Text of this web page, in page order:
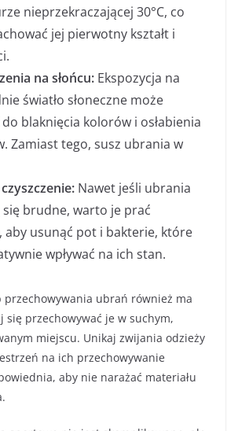
nieprzekraczającej 30°C, co
jej pierwotny kształt i
na słońcu: Ekspozycja na
światło słoneczne może
blaknięcia kolorów i osłabienia
Zamiast tego, susz ubrania w
Nawet jeśli ubrania
się brudne, warto je prać
aby usunąć pot i bakterie, które
wpływać na ich stan.
przechowywania ubrań również ma
się przechowywać je w suchym,
miejscu. Unikaj zwijania odzieży
na ich przechowywanie
aby nie narażać materiału